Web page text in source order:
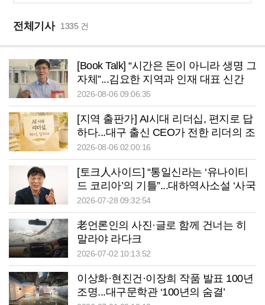
전체기사 1335 건
[Book Talk] “시간은 돈이 아니라 생명 그
자체”...김요한 지역과 인재 대표 신간
‘시간은 어떻게 삶의 무기가 되는가’
2026-08-06 09:06:35
[지역 출판가] AI시대 리더십, 편지로 답
하다...대구 출신 CEO가 전한 리더의 조
건
2026-08-06 02:00:16
[토크人사이드] “통일신라는 ‘유나이티
드 코리아’의 기틀”...대하역사소설 ‘사국
지’ 완간한 대구 출신 하응백 소설가
2026-07-28 09:32:54
老언론인의 사진·글로 함께 건너는 히
말라야 라다크
2026-07-02 10:13:52
이상화·현진건·이장희 작품 발표 100년
조명...대구문학관 ‘100년의 숨결’